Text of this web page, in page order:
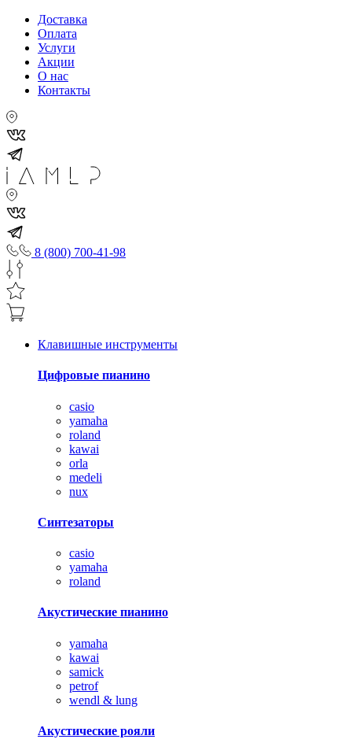
Доставка
Оплата
Услуги
Акции
О нас
Контакты
8 (800) 700-41-98
Клавишные инструменты
Цифровые пианино
casio
yamaha
roland
kawai
orla
medeli
nux
Синтезаторы
casio
yamaha
roland
Акустические пианино
yamaha
kawai
samick
petrof
wendl & lung
Акустические рояли